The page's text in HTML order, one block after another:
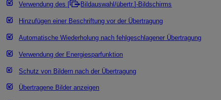
Verwendung des [ Bildauswahl/übertr.]-Bildschirms
Hinzufügen einer Beschriftung vor der Übertragung
Automatische Wiederholung nach fehlgeschlagener Übertragung
Verwendung der Energiesparfunktion
Schutz von Bildern nach der Übertragung
Übertragene Bilder anzeigen